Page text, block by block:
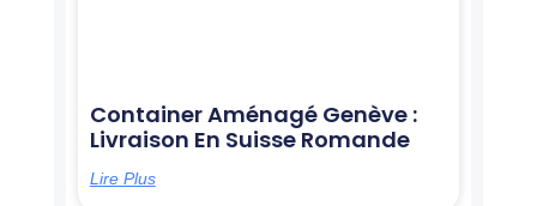
Container Aménagé Genève :
Livraison En Suisse Romande
Lire Plus